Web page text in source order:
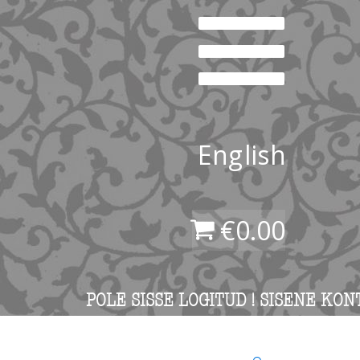
English
€0.00
POLE SISSE LOGITUD ! SISENE